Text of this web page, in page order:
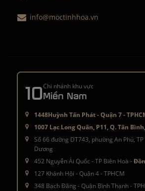
info@moctinhhoa.vn
10Chi nhánh khu vực
Miền Nam
1448Huỳnh Tấn Phát - Quận 7 -
1007 Lạc Long Quân, P11, Q. Tân
Số 66 đường DT743, phường An Phú,
Dương
452 Nguyễn Ái Quốc - TP Biên Hoà -
127 Khánh Hội - Quận 4 - TPHCM
348 Bạch Đằng - Quận Bình Thạnh -